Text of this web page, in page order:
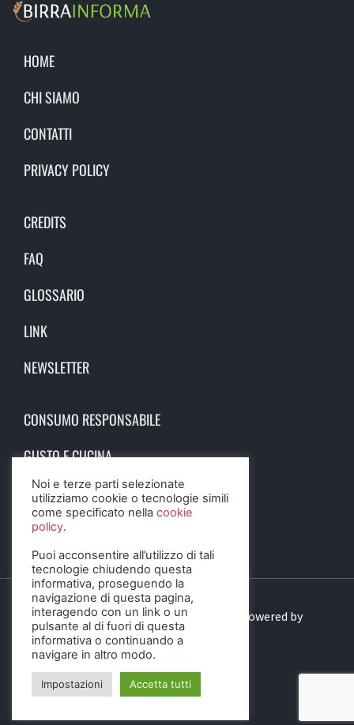
HOME
CHI SIAMO
CONTATTI
PRIVACY POLICY
CREDITS
FAQ
GLOSSARIO
LINK
NEWSLETTER
CONSUMO RESPONSABILE
GUSTO E CUCINA
SCIENZA E SALUTE
STORIA E CULTURA
© 2023 Birra Informa. All Rights Reserved. Powered by
DIGITALSENSE
Noi e terze parti selezionate
utilizziamo cookie o tecnologie simili
come specificato nella cookie
policy.
Puoi acconsentire all’utilizzo di tali
tecnologie chiudendo questa
informativa, proseguendo la
navigazione di questa pagina,
interagendo con un link o un
pulsante al di fuori di questa
informativa o continuando a
navigare in altro modo.
Impostazioni Accetta tutti